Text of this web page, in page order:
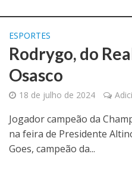
ESPORTES
Rodrygo, do
Osasco
18 de julho de 2024
Jogador campeão da
na feira de Presidente
Goes, campeão da...